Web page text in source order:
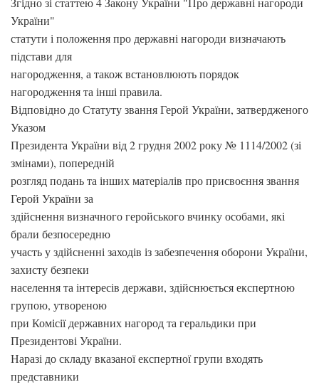
України"
статути і положення про державні нагороди визначають
підстави для
нагородження, а також встановлюють порядок
нагородження та інші правила.
Відповідно до Статуту звання Герой України, затвердженого
Указом
Президента України від 2 грудня 2002 року № 1114/2002 (зі
змінами), попередній
розгляд подань та інших матеріалів про присвоєння звання
Герой України за
здійснення визначного геройського вчинку особами, які
брали безпосередню
участь у здійсненні заходів із забезпечення оборони України,
захисту безпеки
населення та інтересів держави, здійснюється експертною
групою, утвореною
при Комісії державних нагород та геральдики при
Президентові України.
Наразі до складу вказаної експертної групи входять
представники